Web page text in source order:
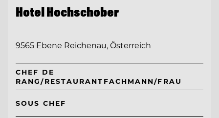
Hotel Hochschober
9565 Ebene Reichenau, Österreich
CHEF DE
RANG/RESTAURANTFACHMANN/FRAU
SOUS CHEF